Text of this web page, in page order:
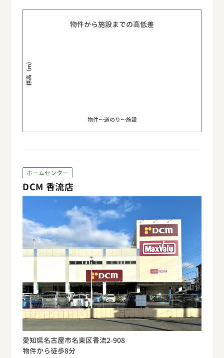
物件から施設までの高低差
標高（m）
物件〜道のり〜施設
ホームセンター
DCM 香流店
愛知県名古屋市名東区香流2-908
物件から徒歩8分